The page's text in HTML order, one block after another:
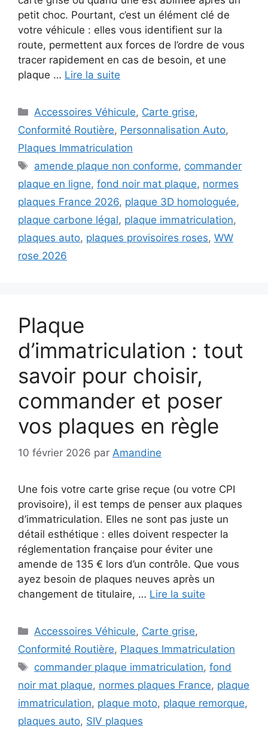
petit choc. Pourtant, c’est un élément clé de
votre véhicule : elles vous identifient sur la
route, permettent aux forces de l’ordre de vous
tracer rapidement en cas de besoin, et une
plaque … Lire la suite
Catégories
Accessoires Véhicule, Carte grise,
Conformité Routière, Personnalisation Auto,
Plaques Immatriculation
Étiquettes
amende plaque non conforme, commander
plaque en ligne, fond noir mat plaque, normes
plaques France 2026, plaque 3D homologuée,
plaque carbone légal, plaque immatriculation,
plaques auto, plaques provisoires roses, WW
rose 2026
Plaque
d’immatriculation : tout
savoir pour choisir,
commander et poser
vos plaques en règle
10 février 2026 par Amandine
Une fois votre carte grise reçue (ou votre CPI
provisoire), il est temps de penser aux plaques
d’immatriculation. Elles ne sont pas juste un
détail esthétique : elles doivent respecter la
réglementation française pour éviter une
amende de 135 € lors d’un contrôle. Que vous
ayez besoin de plaques neuves après un
changement de titulaire, … Lire la suite
Catégories
Accessoires Véhicule, Carte grise,
Conformité Routière, Plaques Immatriculation
Étiquettes
commander plaque immatriculation,fond
noir mat plaque, normes plaques France, plaque
immatriculation, plaque moto, plaque remorque,
plaques auto, SIV plaques